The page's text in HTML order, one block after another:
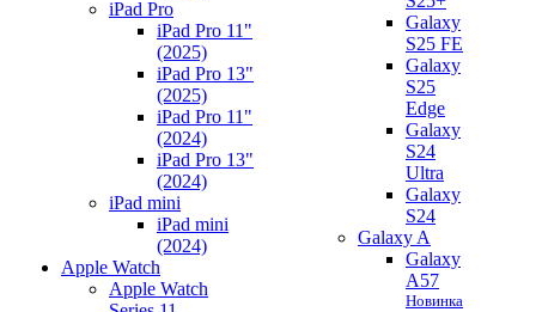
iPad Pro
iPad Pro 11"
(2025)
iPad Pro 13"
(2025)
iPad Pro 11"
(2024)
iPad Pro 13"
(2024)
iPad mini
iPad mini
(2024)
Apple Watch
Apple Watch
Galaxy
S25 FE
Galaxy
S25
Edge
Galaxy
S24
Ultra
Galaxy
S24
Galaxy A
Galaxy
A57
Новинка